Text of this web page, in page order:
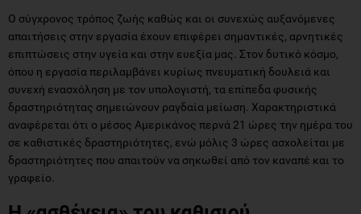
Ο σύγχρονος τρόπος ζωής καθώς και οι συνεχώς αυξανόμενες
απαιτήσεις στην εργασία έχουν επιφέρει σημαντικές, αρνητικές
επιπτώσεις στην υγεία και στην ευεξία μας. Στον δυτικό κόσμο,
όπου η εργασία περιλαμβάνει κυρίως πνευματική δουλειά και
συνεχή ενασχόληση με τον υπολογιστή, τα επίπεδα φυσικής
δραστηριότητας σημειώνουν ραγδαία μείωση. Χαρακτηριστικά
αναφέρεται ότι ο μέσος Αμερικάνος περνά 21 ώρες την ημέρα του
σε καθιστικές δραστηριότητες, ενώ μόλις 3 ώρες ασχολείται με
δραστηριότητες που απαιτούν να σηκωθεί από τον καναπέ και το
γραφείο.